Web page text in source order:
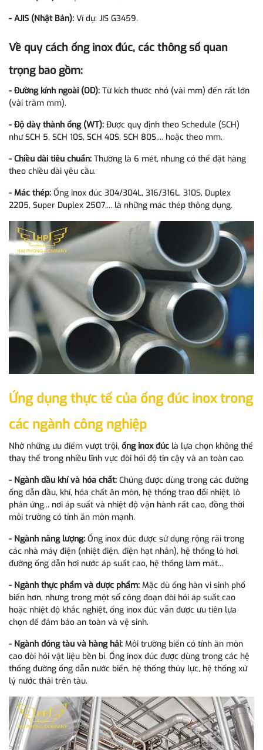
- AJIS (Nhật Bản): Ví dụ: JIS G3459.
Về quy cách ống inox đúc, các thông số quan
trọng bao gồm:
- Đường kính ngoài (OD): Từ kích thước nhỏ (vài mm) đến rất lớn
(vài trăm mm).
- Độ dày thành ống (WT): Được quy định theo Schedule (SCH)
như SCH 5, SCH 10S, SCH 40S, SCH 80S,... hoặc theo mm.
- Chiều dài tiêu chuẩn: Thường là 6 mét, nhưng có thể đặt hàng
theo chiều dài yêu cầu.
- Mác thép: Ống inox đúc 304/304L, 316/316L, 310S, Duplex
2205, Super Duplex 2507,... là những mác thép thông dụng.
Ứng dụng thực tế của ống đúc inox trong
các ngành công nghiệp
Nhờ những ưu điểm vượt trội, ống inox đúc là lựa chọn không thể
thay thế trong nhiều lĩnh vực đòi hỏi độ tin cậy và an toàn cao.
- Ngành dầu khí và hóa chất: Chúng được dùng trong các đường
ống dẫn dầu, khí, hóa chất ăn mòn, hệ thống trao đổi nhiệt, lò
phản ứng... nơi áp suất và nhiệt độ vận hành rất cao, đồng thời
môi trường có tính ăn mòn mạnh.
- Ngành năng lượng: Ống inox đúc được sử dụng rộng rãi trong
các nhà máy điện (nhiệt điện, điện hạt nhân), hệ thống lò hơi,
đường ống dẫn hơi nước áp suất cao, hệ thống làm mát...
- Ngành thực phẩm và dược phẩm: Mặc dù ống hàn vi sinh phổ
biến hơn, nhưng trong một số công đoạn đòi hỏi áp suất cao
hoặc nhiệt độ khắc nghiệt, ống inox đúc vẫn được ưu tiên lựa
chọn để đảm bảo an toàn và vệ sinh.
- Ngành đóng tàu và hàng hải: Môi trường biển có tính ăn mòn
cao đòi hỏi vật liệu bền bỉ. Ống inox đúc được dùng trong các hệ
thống đường ống dẫn nước biển, hệ thống thủy lực, hệ thống xử
lý nước thải trên tàu.